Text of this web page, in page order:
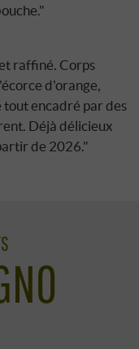
raffiné. Corps
d'orange,
tout encadré par des
Déjà délicieux
de 2026."